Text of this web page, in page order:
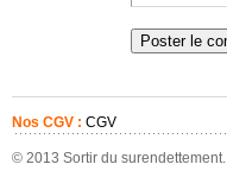
Nos CGV : CGV
© 2013 Sortir du surendettement.